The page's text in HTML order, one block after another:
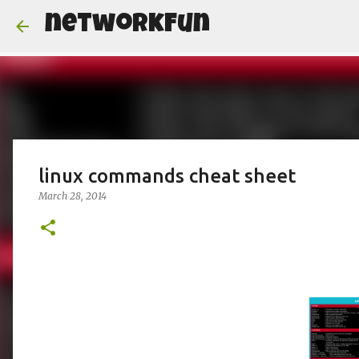
networkFun
linux commands cheat sheet
March 28, 2014